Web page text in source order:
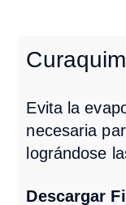
Evita la
necesaria
lográndose
Descargar